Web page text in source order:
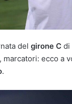
del girone C di
marcatori: ecco a
.